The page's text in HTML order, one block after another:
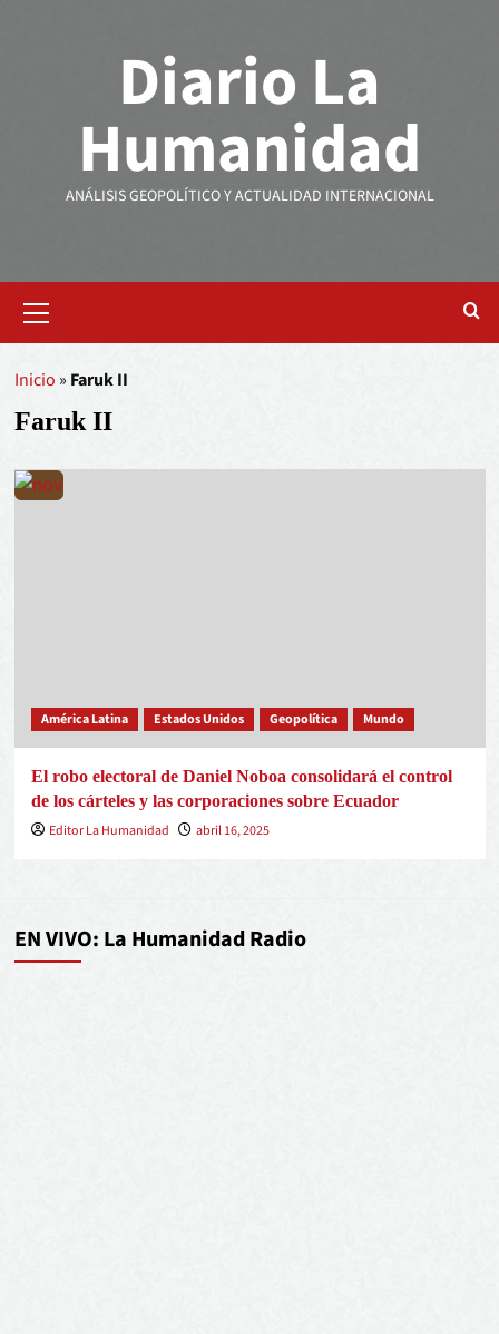
Diario La
Humanidad
ANÁLISIS GEOPOLÍTICO Y ACTUALIDAD INTERNACIONAL
Inicio » Faruk II
Faruk II
América Latina Estados Unidos Geopolítica Mundo
El robo electoral de Daniel Noboa consolidará el control
de los cárteles y las corporaciones sobre Ecuador
Editor La Humanidad
abril 16, 2025
EN VIVO: La Humanidad Radio